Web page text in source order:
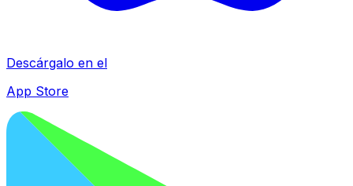
Descárgalo en el
App Store